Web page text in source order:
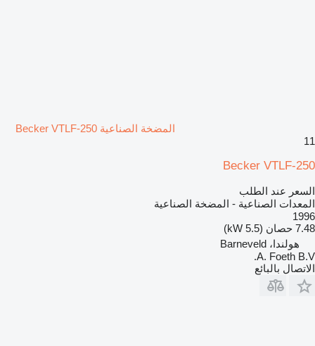
المضخة الصناعية Becker VTLF-250
11
Becker VTLF-250
السعر عند الطلب
المعدات الصناعية - المضخة الصناعية
1996
7.48 حصان (5.5 kW)
هولندا، Barneveld
A. Foeth B.V.
الاتصال بالبائع